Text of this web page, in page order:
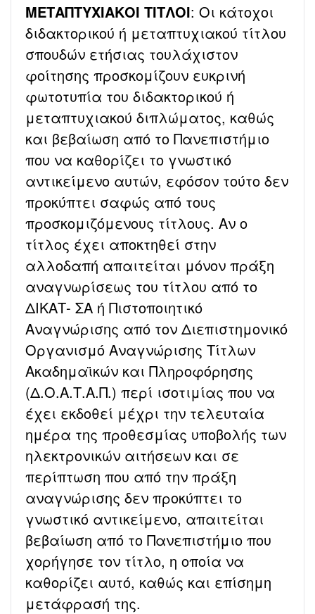
ΜΕΤΑΠΤΥΧΙΑΚΟΙ ΤΙΤΛΟΙ: Οι κάτοχοι
διδακτορικού ή μεταπτυχιακού τίτλου
σπουδών ετήσιας τουλάχιστον
φοίτησης προσκομίζουν ευκρινή
φωτοτυπία του διδακτορικού ή
μεταπτυχιακού διπλώματος, καθώς
και βεβαίωση από το Πανεπιστήμιο
που να καθορίζει το γνωστικό
αντικείμενο αυτών, εφόσον τούτο δεν
προκύπτει σαφώς από τους
προσκομιζόμενους τίτλους. Αν ο
τίτλος έχει αποκτηθεί στην
αλλοδαπή απαιτείται μόνον πράξη
αναγνωρίσεως του τίτλου από το
ΔΙΚΑΤ- ΣΑ ή Πιστοποιητικό
Αναγνώρισης από τον Διεπιστημονικό
Οργανισμό Αναγνώρισης Τίτλων
Ακαδημαϊκών και Πληροφόρησης
(Δ.Ο.Α.Τ.Α.Π.) περί ισοτιμίας που να
έχει εκδοθεί μέχρι την τελευταία
ημέρα της προθεσμίας υποβολής των
ηλεκτρονικών αιτήσεων και σε
περίπτωση που από την πράξη
αναγνώρισης δεν προκύπτει το
γνωστικό αντικείμενο, απαιτείται
βεβαίωση από το Πανεπιστήμιο που
χορήγησε τον τίτλο, η οποία να
καθορίζει αυτό, καθώς και επίσημη
μετάφρασή της.